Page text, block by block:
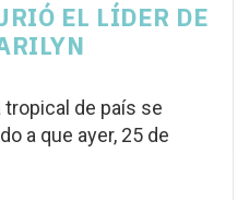
EL LÍDER DE
de país se
a que ayer, 25 de